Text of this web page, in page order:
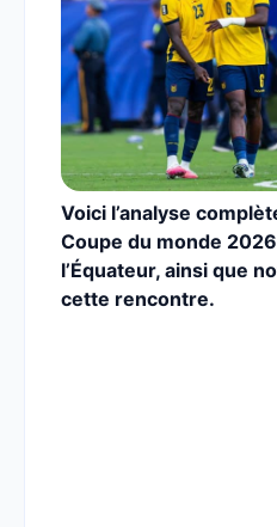
Voici l’analyse
Coupe du monde
l’Équateur, ainsi que
cette rencontre.